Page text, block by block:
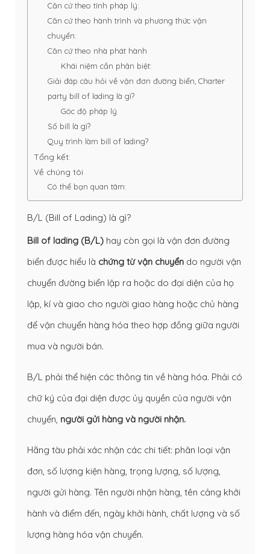
Căn cứ theo tính pháp lý:
Căn cứ theo hành trình và phương thức vận
chuyển:
Căn cứ theo nhà phát hành
Khái niệm cần phân biệt:
Giải đáp câu hỏi về vận đơn đường biển, Charter
party bill of lading là gì?
Góc độ pháp lý
Số bill là gì?
Quy trình làm bill of lading?
Tổng kết:
Về chúng tôi
Có thể bạn quan tâm:
B/L (Bill of Lading) là gì?
Bill of lading (B/L) hay còn gọi là vận đơn đường
biển được hiểu là chứng từ vận chuyển do người vận
chuyển đường biển lập ra hoặc do đại diện của họ
lập, kí và giao cho người giao hàng hoặc chủ hàng
để vận chuyển hàng hóa theo hợp đồng giữa người
mua và người bán.
B/L phải thể hiện các thông tin về hàng hóa. Phải có
chữ ký của đại diện được ủy quyền của người vận
chuyển, người gửi hàng và người nhận.
Hãng tàu phải xác nhận các chi tiết: phân loại vận
đơn, số lượng kiện hàng, trọng lượng, số lượng,
người gửi hàng. Tên người nhận hàng, tên cảng khởi
hành và điểm đến, ngày khởi hành, chất lượng và số
lượng hàng hóa vận chuyển.